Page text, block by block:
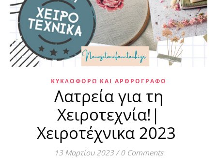
ΚΥΚΛΟΦΟΡΏ ΚΑΙ ΑΡΘΡΟΓΡΑΦΏ
Λατρεία για τη
Χειροτεχνία!|
Χειροτέχνικα 2023
13 Μαρτίου 2023 / 0 Comments